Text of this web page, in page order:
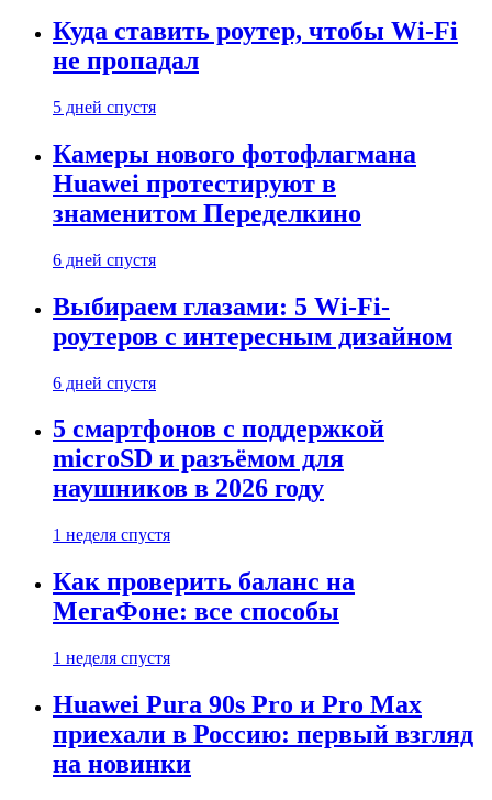
Куда ставить роутер, чтобы Wi-Fi
не пропадал
5 дней спустя
Камеры нового фотофлагмана
Huawei протестируют в
знаменитом Переделкино
6 дней спустя
Выбираем глазами: 5 Wi-Fi-
роутеров с интересным дизайном
6 дней спустя
5 смартфонов с поддержкой
microSD и разъёмом для
наушников в 2026 году
1 неделя спустя
Как проверить баланс на
МегаФоне: все способы
1 неделя спустя
Huawei Pura 90s Pro и Pro Max
приехали в Россию: первый взгляд
на новинки